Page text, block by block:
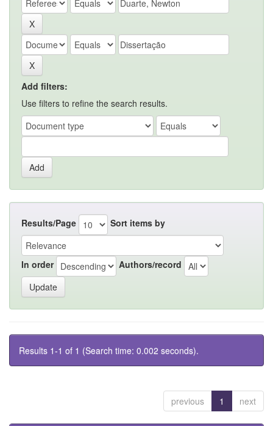
Add filters:
Use filters to refine the search results.
Results/Page Sort items by
In order Authors/record
Results 1-1 of 1 (Search time: 0.002 seconds).
previous 1 next